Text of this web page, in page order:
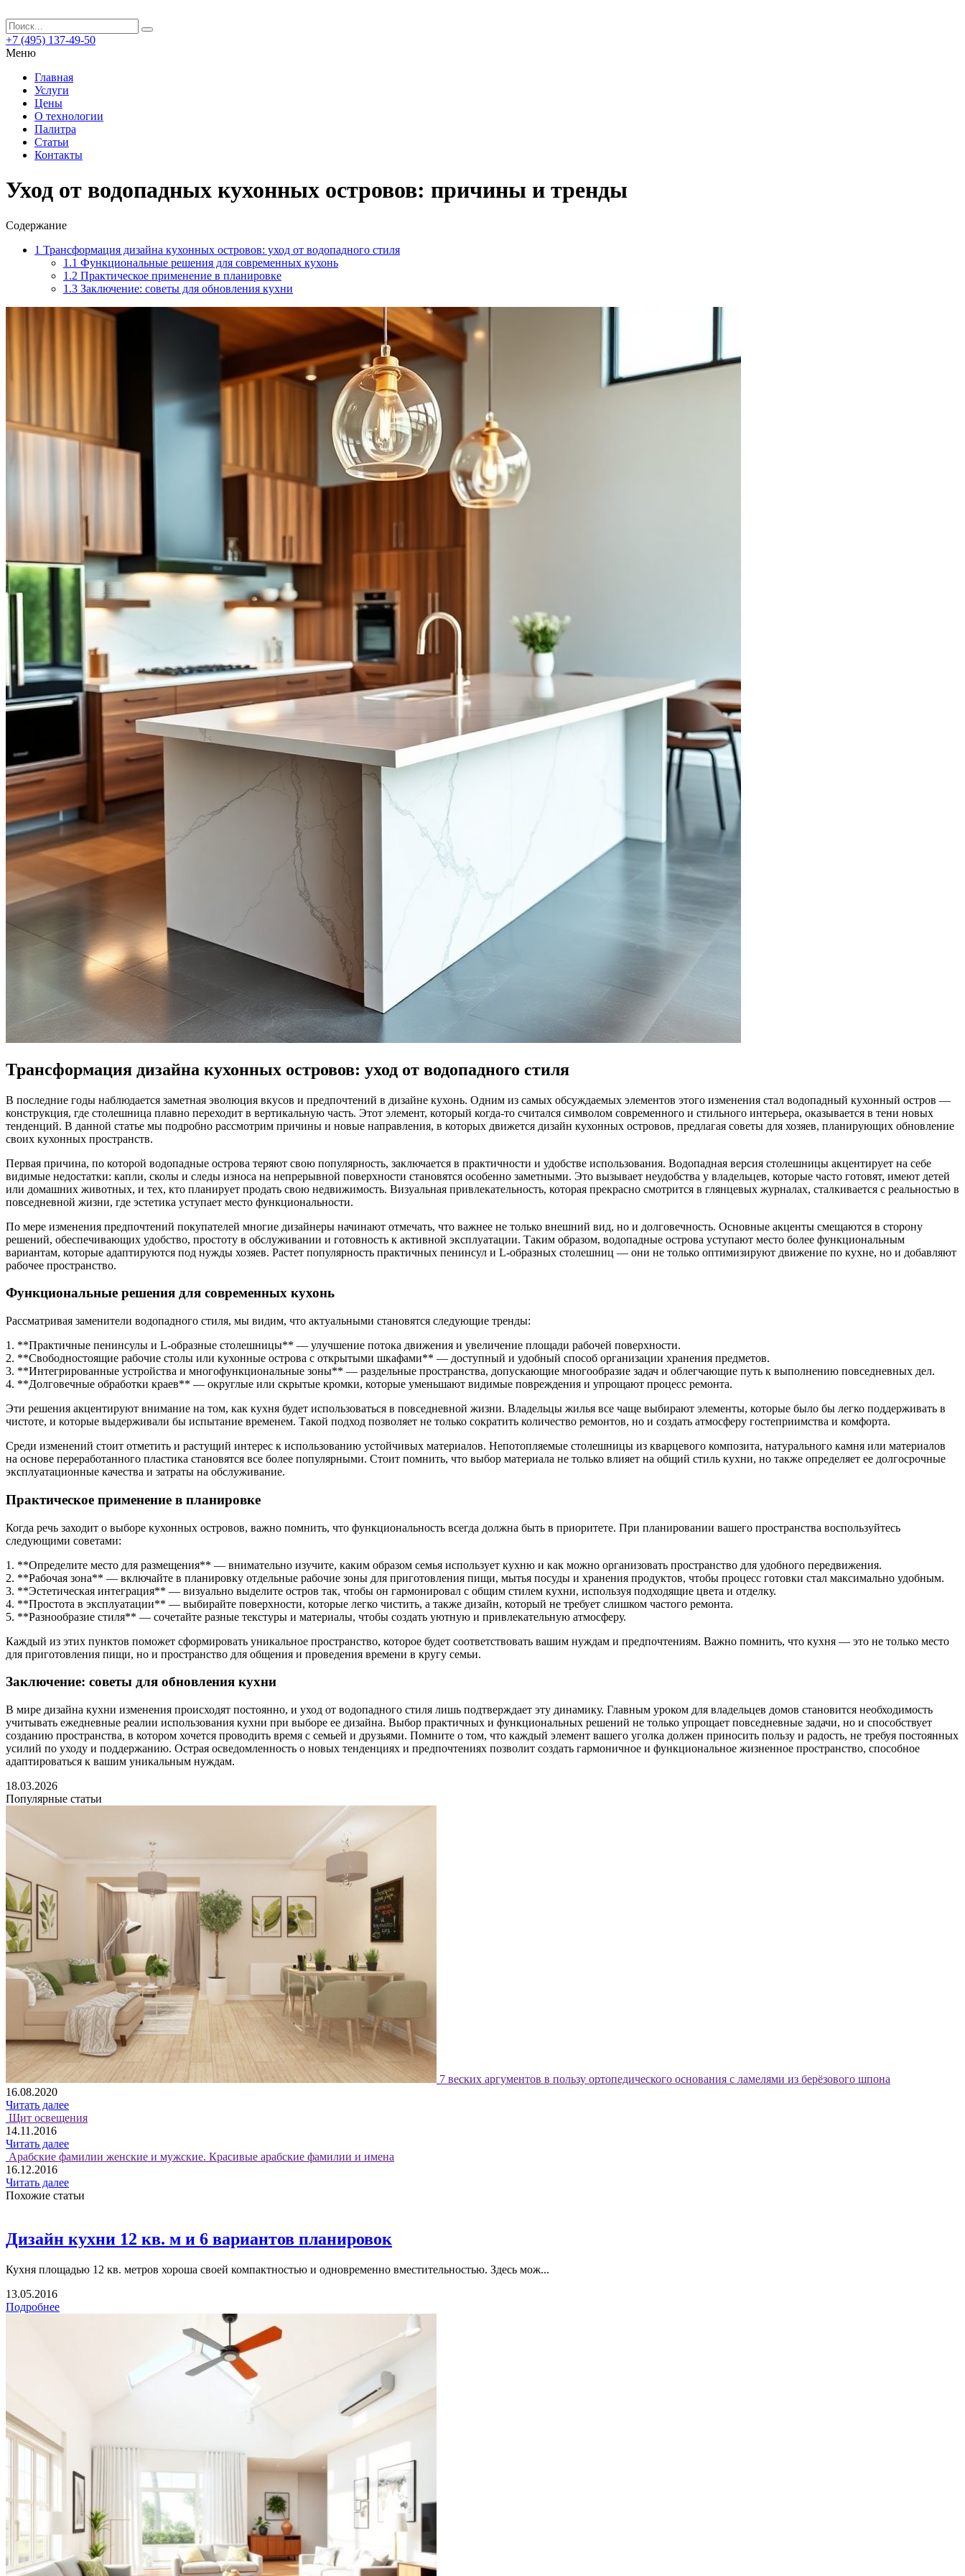
+7 (495) 137-49-50
Меню
Главная
Услуги
Цены
О технологии
Палитра
Статьи
Контакты
Уход от водопадных кухонных островов: причины и тренды
Содержание
1 Трансформация дизайна кухонных островов: уход от водопадного стиля
1.1 Функциональные решения для современных кухонь
1.2 Практическое применение в планировке
1.3 Заключение: советы для обновления кухни
Трансформация дизайна кухонных островов: уход от водопадного стиля
В последние годы наблюдается заметная эволюция вкусов и предпочтений в дизайне кухонь. Одним из самых обсуждаемых элементов этого изменения стал водопадный кухонный остров —
конструкция, где столешница плавно переходит в вертикальную часть. Этот элемент, который когда-то считался символом современного и стильного интерьера, оказывается в тени новых
тенденций. В данной статье мы подробно рассмотрим причины и новые направления, в которых движется дизайн кухонных островов, предлагая советы для хозяев, планирующих обновление
своих кухонных пространств.
Первая причина, по которой водопадные острова теряют свою популярность, заключается в практичности и удобстве использования. Водопадная версия столешницы акцентирует на себе
видимые недостатки: капли, сколы и следы износа на непрерывной поверхности становятся особенно заметными. Это вызывает неудобства у владельцев, которые часто готовят, имеют детей
или домашних животных, и тех, кто планирует продать свою недвижимость. Визуальная привлекательность, которая прекрасно смотрится в глянцевых журналах, сталкивается с реальностью в
повседневной жизни, где эстетика уступает место функциональности.
По мере изменения предпочтений покупателей многие дизайнеры начинают отмечать, что важнее не только внешний вид, но и долговечность. Основные акценты смещаются в сторону
решений, обеспечивающих удобство, простоту в обслуживании и готовность к активной эксплуатации. Таким образом, водопадные острова уступают место более функциональным
вариантам, которые адаптируются под нужды хозяев. Растет популярность практичных пенинсул и L-образных столешниц — они не только оптимизируют движение по кухне, но и добавляют
рабочее пространство.
Функциональные решения для современных кухонь
Рассматривая заменители водопадного стиля, мы видим, что актуальными становятся следующие тренды:
1. **Практичные пенинсулы и L-образные столешницы** — улучшение потока движения и увеличение площади рабочей поверхности.
2. **Свободностоящие рабочие столы или кухонные острова с открытыми шкафами** — доступный и удобный способ организации хранения предметов.
3. **Интегрированные устройства и многофункциональные зоны** — раздельные пространства, допускающие многообразие задач и облегчающие путь к выполнению повседневных дел.
4. **Долговечные обработки краев** — округлые или скрытые кромки, которые уменьшают видимые повреждения и упрощают процесс ремонта.
Эти решения акцентируют внимание на том, как кухня будет использоваться в повседневной жизни. Владельцы жилья все чаще выбирают элементы, которые было бы легко поддерживать в
чистоте, и которые выдерживали бы испытание временем. Такой подход позволяет не только сократить количество ремонтов, но и создать атмосферу гостеприимства и комфорта.
Среди изменений стоит отметить и растущий интерес к использованию устойчивых материалов. Непотопляемые столешницы из кварцевого композита, натурального камня или материалов
на основе переработанного пластика становятся все более популярными. Стоит помнить, что выбор материала не только влияет на общий стиль кухни, но также определяет ее долгосрочные
эксплуатационные качества и затраты на обслуживание.
Практическое применение в планировке
Когда речь заходит о выборе кухонных островов, важно помнить, что функциональность всегда должна быть в приоритете. При планировании вашего пространства воспользуйтесь
следующими советами:
1. **Определите место для размещения** — внимательно изучите, каким образом семья использует кухню и как можно организовать пространство для удобного передвижения.
2. **Рабочая зона** — включайте в планировку отдельные рабочие зоны для приготовления пищи, мытья посуды и хранения продуктов, чтобы процесс готовки стал максимально удобным.
3. **Эстетическая интеграция** — визуально выделите остров так, чтобы он гармонировал с общим стилем кухни, используя подходящие цвета и отделку.
4. **Простота в эксплуатации** — выбирайте поверхности, которые легко чистить, а также дизайн, который не требует слишком частого ремонта.
5. **Разнообразие стиля** — сочетайте разные текстуры и материалы, чтобы создать уютную и привлекательную атмосферу.
Каждый из этих пунктов поможет сформировать уникальное пространство, которое будет соответствовать вашим нуждам и предпочтениям. Важно помнить, что кухня — это не только место
для приготовления пищи, но и пространство для общения и проведения времени в кругу семьи.
Заключение: советы для обновления кухни
В мире дизайна кухни изменения происходят постоянно, и уход от водопадного стиля лишь подтверждает эту динамику. Главным уроком для владельцев домов становится необходимость
учитывать ежедневные реалии использования кухни при выборе ее дизайна. Выбор практичных и функциональных решений не только упрощает повседневные задачи, но и способствует
созданию пространства, в котором хочется проводить время с семьей и друзьями. Помните о том, что каждый элемент вашего уголка должен приносить пользу и радость, не требуя постоянных
усилий по уходу и поддержанию. Острая осведомленность о новых тенденциях и предпочтениях позволит создать гармоничное и функциональное жизненное пространство, способное
адаптироваться к вашим уникальным нуждам.
18.03.2026
Популярные статьи
7 веских аргументов в пользу ортопедического основания с ламелями из берёзового шпона
16.08.2020
Читать далее
Щит освещения
14.11.2016
Читать далее
Арабские фамилии женские и мужские. Красивые арабские фамилии и имена
16.12.2016
Читать далее
Похожие статьи
Дизайн кухни 12 кв. м и 6 вариантов планировок
Кухня площадью 12 кв. метров хороша своей компактностью и одновременно вместительностью. Здесь мож...
13.05.2016
Подробнее